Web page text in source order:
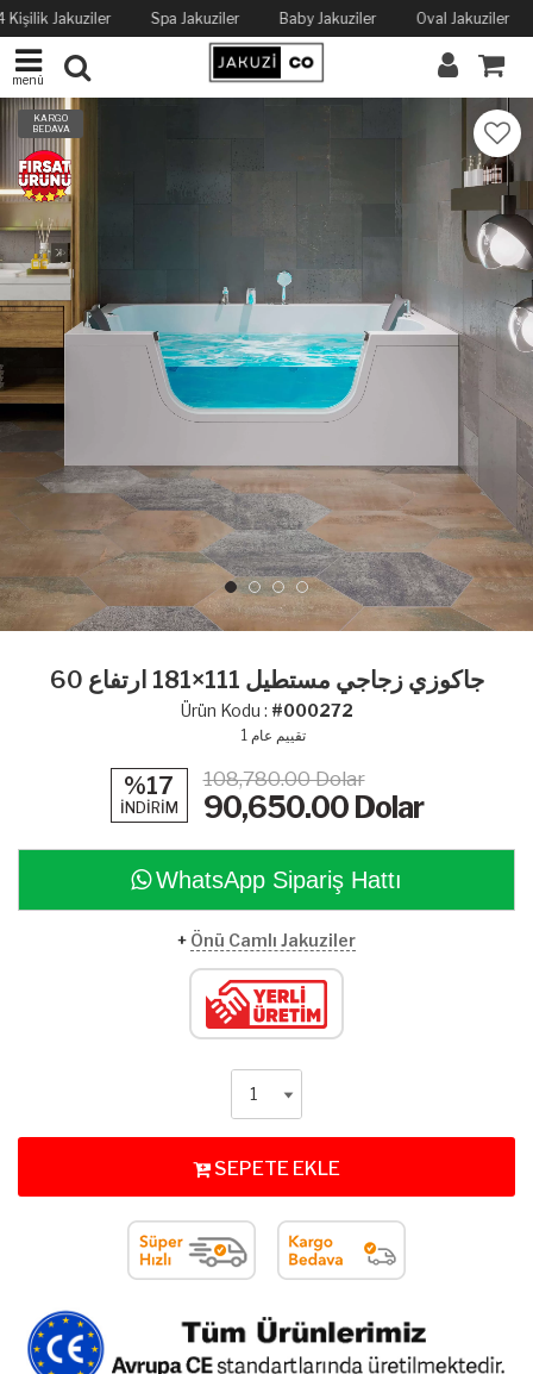
Kişilik Jakuziler Spa Jakuziler Baby Jakuziler Oval Jakuziler
menü
KARGO
BEDAVA
جاكوزي زجاجي مستطيل 111×181 ارتفاع 60
Ürün Kodu : #000272
1 تقييم عام
%17
İNDİRİM
108,780.00 Dolar
90,650.00Dolar
WhatsApp Sipariş Hattı
+ Önü Camlı Jakuziler
SEPETE EKLE